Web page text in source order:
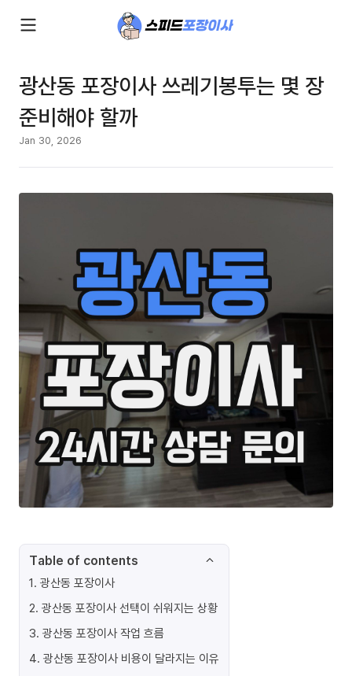
광산동 포장이사 쓰레기봉투는 몇 장
준비해야 할까
Jan 30, 2026
Table of contents
1. 광산동 포장이사
2. 광산동 포장이사 선택이 쉬워지는 상황
3. 광산동 포장이사 작업 흐름
4. 광산동 포장이사 비용이 달라지는 이유